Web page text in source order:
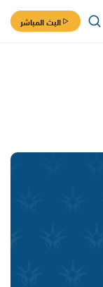
البث المباشر